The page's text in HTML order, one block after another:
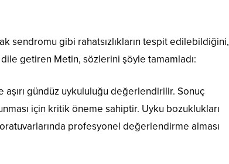
sendromu gibi rahatsızlıkların tespit edilebildiğini,
getiren Metin, sözlerini şöyle tamamladı:
gündüz uykululuğu değerlendirilir. Sonuç
için kritik öneme sahiptir. Uyku bozuklukları
profesyonel değerlendirme alması